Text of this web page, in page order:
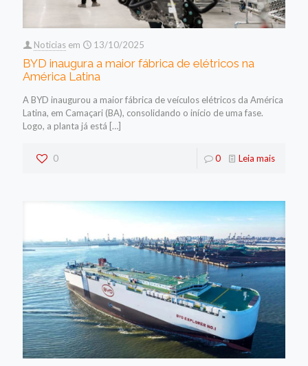
Noticias em 13/10/2025
BYD inaugura a maior fábrica de elétricos na
América Latina
A BYD inaugurou a maior fábrica de veículos elétricos da América
Latina, em Camaçari (BA), consolidando o início de uma fase.
Logo, a planta já está […]
0 0 Leia mais